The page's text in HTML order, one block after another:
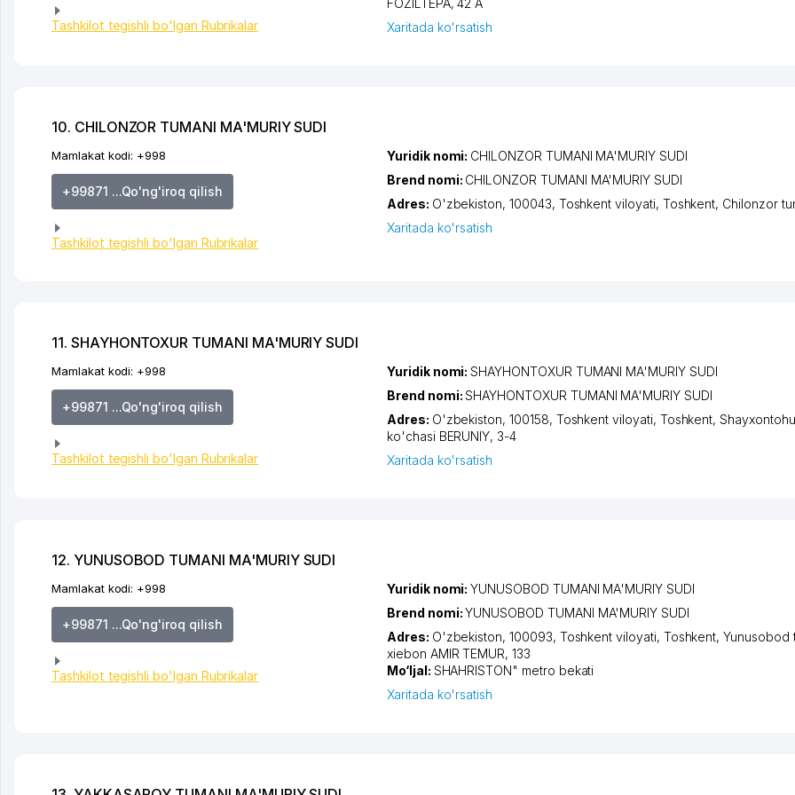
Tashkilot tegishli bo'lgan Rubrikalar
Xaritada ko'rsatish
10. CHILONZOR TUMANI MA'MURIY SUDI
Mamlakat kodi: +998
+99871 ...Qo'ng'iroq qilish
Tashkilot tegishli bo'lgan Rubrikalar
Yuridik nomi: CHILONZOR TUMANI MA'MURIY SUDI
Brend nomi: CHILONZOR TUMANI MA'MURIY SUDI
Adres: O'zbekiston, 100043, Toshkent viloyati, Toshkent, Chilonzor
Xaritada ko'rsatish
11. SHAYHONTOXUR TUMANI MA'MURIY SUDI
Mamlakat kodi: +998
+99871 ...Qo'ng'iroq qilish
Tashkilot tegishli bo'lgan Rubrikalar
Yuridik nomi:SHAYHONTOXUR TUMANI MA'MURIY SUDI
Brend nomi:SHAYHONTOXUR TUMANI MA'MURIY SUDI
Adres: O'zbekiston, 100158, Toshkent viloyati, Toshkent,
ko'chasi BERUNIY, 3-4
Xaritada ko'rsatish
12. YUNUSOBOD TUMANI MA'MURIY SUDI
Mamlakat kodi: +998
+99871 ...Qo'ng'iroq qilish
Tashkilot tegishli bo'lgan Rubrikalar
Yuridik nomi:YUNUSOBOD TUMANI MA'MURIY SUDI
Brend nomi:YUNUSOBOD TUMANI MA'MURIY SUDI
Adres: O'zbekiston, 100093, Toshkent viloyati, Toshkent,Yunusobod
xiеbon AMIR TEMUR, 133
Mo‘ljal: SHAHRISTON" metro bekati
Xaritada ko'rsatish